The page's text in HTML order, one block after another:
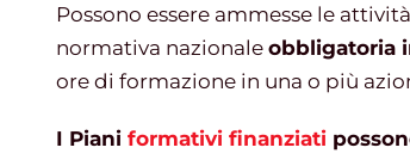
Possono essere ammesse le
normativa nazionale obbligatoria
ore di formazione in una o più
I Piani formativi finanziati